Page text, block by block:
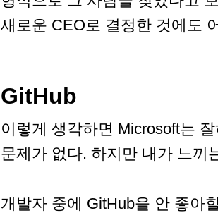
새로운 CEO로 결정한 것에도
GitHub
이렇게 생각하면 Microsoft는
문제가 없다. 하지만 내가 느끼
개발자 중에 GitHub을 안 좋아